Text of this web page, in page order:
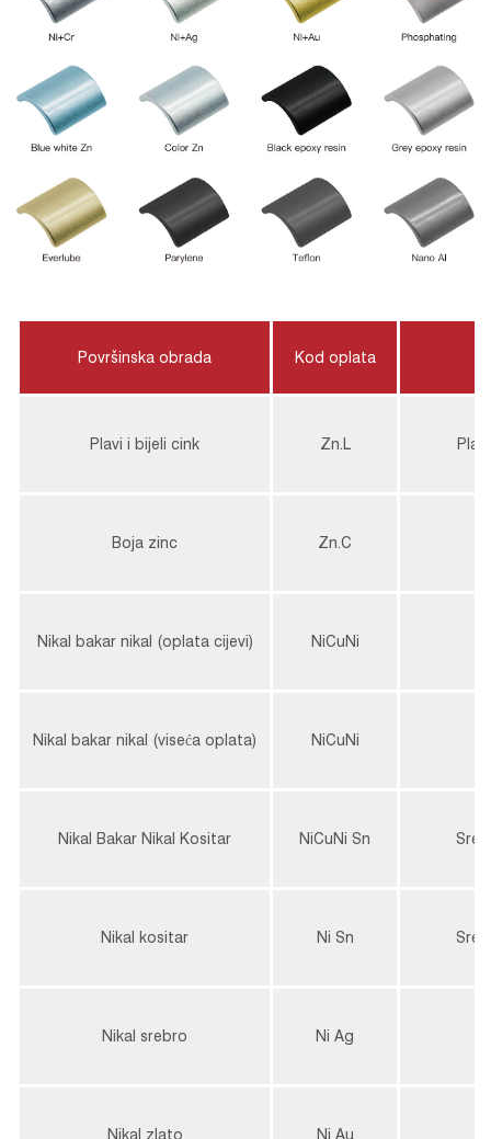
Površinska obrada Kod oplata
Plavi i bijeli cink Zn.L
Boja zinc Zn.C
Nikal bakar nikal (oplata cijevi) NiCuNi
Nikal bakar nikal (viseća oplata) NiCuNi
Nikal Bakar Nikal Kositar NiCuNi Sn
Nikal kositar Ni Sn
Nikal srebro Ni Ag
Nikal zlato Ni Au